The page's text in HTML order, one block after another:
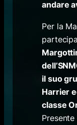
andare
Per la
il suo
Harrier
classe